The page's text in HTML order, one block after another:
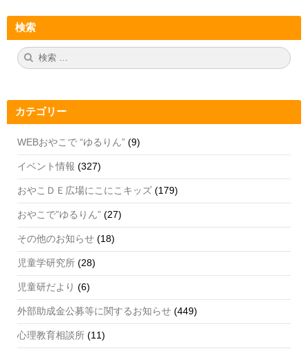
c
e
b
o
k
a
gr
tt
er
u
T
e
C
h
n
el
検索
検
索:
カテゴリー
WEBおやこで “ゆるりん” (9)
イベント情報 (327)
おやこＤＥ広場にこにこキッズ (179)
おやこで”ゆるりん” (27)
その他のお知らせ (18)
児童学研究所 (28)
児童研だより (6)
外部助成金公募等に関するお知らせ (449)
心理教育相談所 (11)